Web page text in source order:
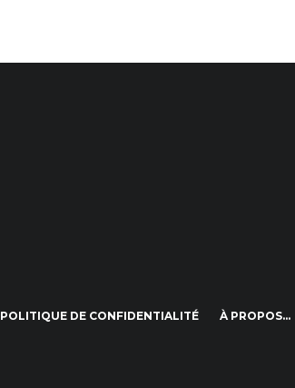
POLITIQUE DE CONFIDENTIALITÉ À PROPOS…